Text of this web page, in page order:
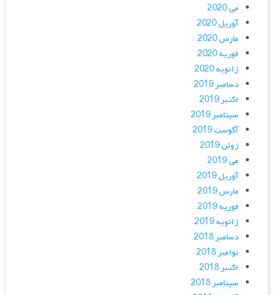
می 2020
آوریل 2020
مارس 2020
فوریه 2020
ژانویه 2020
دسامبر 2019
اکتبر 2019
سپتامبر 2019
آگوست 2019
ژوئن 2019
می 2019
آوریل 2019
مارس 2019
فوریه 2019
ژانویه 2019
دسامبر 2018
نوامبر 2018
اکتبر 2018
سپتامبر 2018